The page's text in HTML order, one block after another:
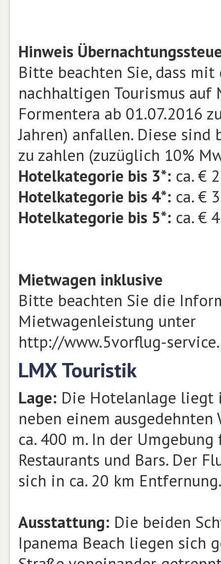
Hinweis
Bitte beachten Sie, dass
nachhaltigen Tourismus auf
Formentera ab 01.07.2016
Jahren) anfallen. Diese
zu zahlen (zuzüglich 10%
Hotelkategorie bis 3*: ca. €
Hotelkategorie bis 4*: ca. €
Hotelkategorie bis 5*: ca. €
Mietwagen inklusive
Bitte beachten Sie die
Mietwagenleistung unter
http://www.5vorflug-
LMX Touristik
Lage: Die Hotelanlage liegt
neben einem
ca. 400 m. In der
Restaurants und Bars. Der
sich in ca. 20 km
Ausstattung: Die beiden
Ipanema Beach liegen sich